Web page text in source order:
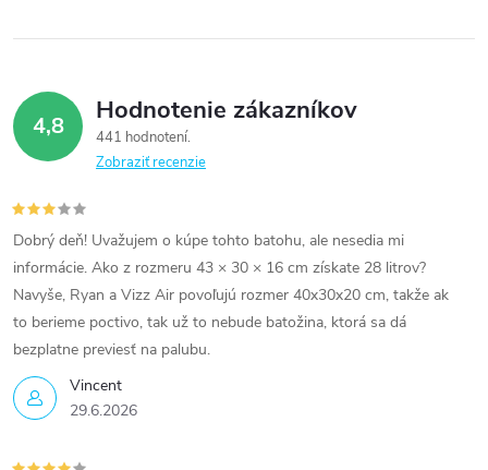
4,8 Hodnotenie zákazníkov
441 hodnotení
Zobraziť recenzie
Vincent
29.6.2026
Dobrý deň! Uvažujem o kúpe tohto batohu, ale nesedia mi
informácie. Ako z rozmeru 43 × 30 × 16 cm získate 28 litrov?
Navyše, Ryan a Vizz Air povoľujú rozmer 40x30x20 cm, takže ak
to berieme poctivo, tak už to nebude batožina, ktorá sa dá
bezplatne previesť na palubu.